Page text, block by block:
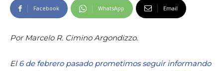
Facebook WhatsApp Email
Por Marcelo R. Cimino Argondizzo.
El6 de febrero pasado prometimos seguir informando